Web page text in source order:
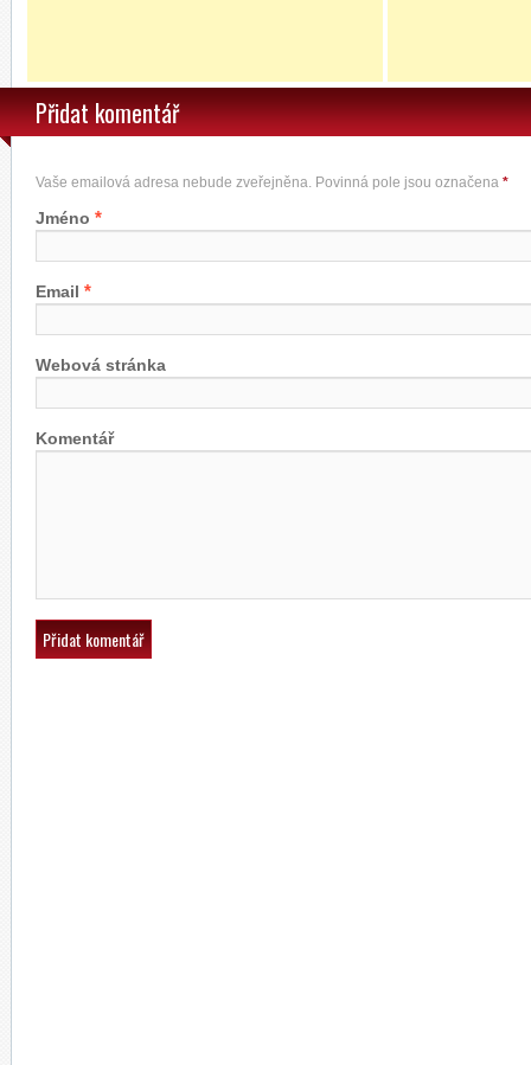
Přidat komentář
Vaše emailová adresa nebude zveřejněna. Povinná pole jsou označena *
Jméno *
Email *
Webová stránka
Komentář